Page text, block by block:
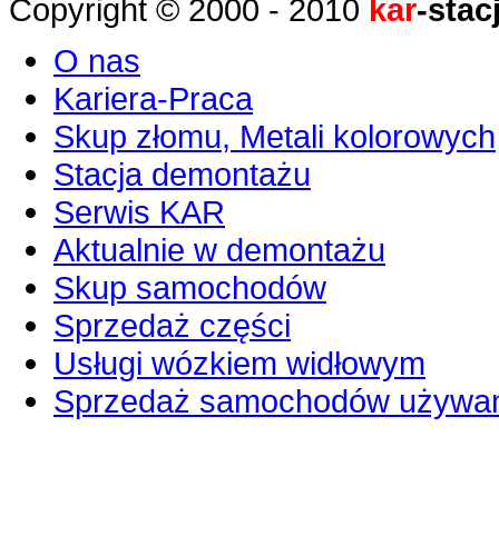
Copyright © 2000 - 2010 kar-
O nas
Kariera-Praca
Skup złomu, Metali kolorowych
Stacja demontażu
Serwis KAR
Aktualnie w demontażu
Skup samochodów
Sprzedaż części
Usługi wózkiem widłowym
Sprzedaż samochodów